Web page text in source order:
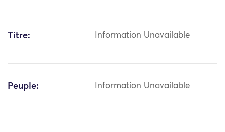
Titre: Information Unavailable
Peuple: Information Unavailable